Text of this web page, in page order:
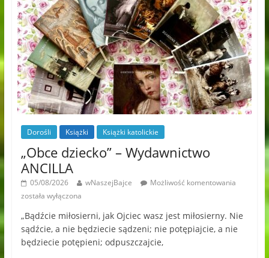
Dorośli Książki Książki katolickie
„Obce dziecko” – Wydawnictwo
ANCILLA
05/08/2026 wNaszejBajce
Możliwość komentowania
została wyłączona
„Bądźcie miłosierni, jak Ojciec wasz jest miłosierny. Nie
sądźcie, a nie będziecie sądzeni; nie potępiajcie, a nie
będziecie potępieni; odpuszczajcie,